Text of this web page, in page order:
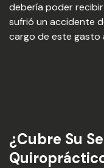
debería poder
sufrió un accidente
cargo de este gasto
¿Cubre Su